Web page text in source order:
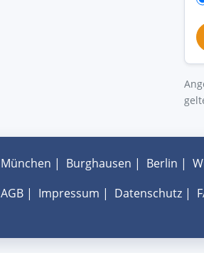
München | Burghausen | Berlin |
AGB| Impressum | Datenschutz|